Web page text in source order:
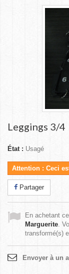
Leggings 3/4
État : Usagé
Attention : Ceci
Partager
En achetant
Marguerite .
transformé(s)
Envoyer à un